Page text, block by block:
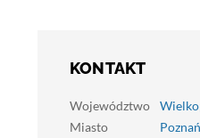
KONTAKT
Województwo
Miasto
Poznań